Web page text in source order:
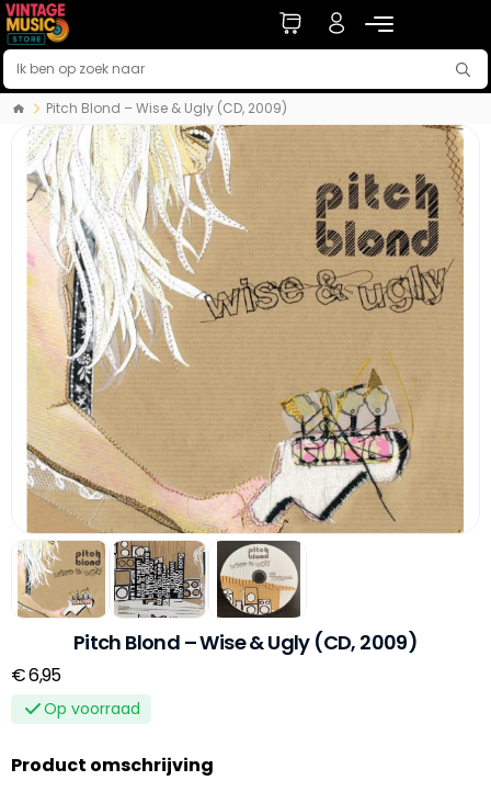
Pitch Blond ‎– Wise & Ugly (CD, 2009)
Pitch Blond ‎– Wise & Ugly (CD, 2009)
€ 6,95
Op voorraad
Product omschrijving